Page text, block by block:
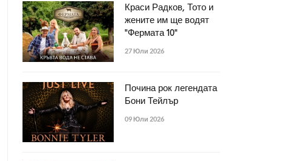
Краси Радков, Тото и
жените им ще водят
"Фермата 10"
27 Юли 2026
Почина рок легендата
Бони Тейлър
09 Юли 2026